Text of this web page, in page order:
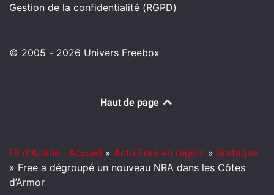
Gestion de la confidentialité (RGPD)
© 2005 - 2026 Univers Freebox
Haut de page
Fil d'Ariane : Accueil » Actu Free en région » Bretagne
» Free a dégroupé un nouveau NRA dans les Côtes
d’Armor